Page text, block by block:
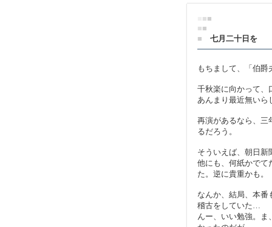
■■
■■
■
七月二十日を
もちまして、「伯爵
千秋楽に向かって、
あんまり最近無いら
再演があるなら、三
るだろう。
そういえば、朝日新
他にも、何紙かでて
た。逆に貴重かも。
なんか、結局、本番
稽古をしていた…
んー、いい勉強。ま